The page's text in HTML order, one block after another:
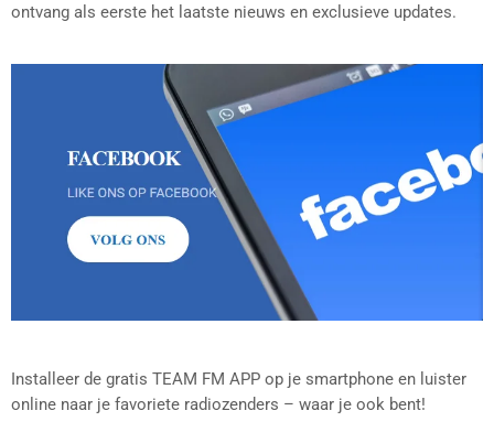
ontvang als eerste het laatste nieuws en exclusieve updates.
Installeer de gratis TEAM FM APP op je smartphone en luister
online naar je favoriete radiozenders – waar je ook bent!